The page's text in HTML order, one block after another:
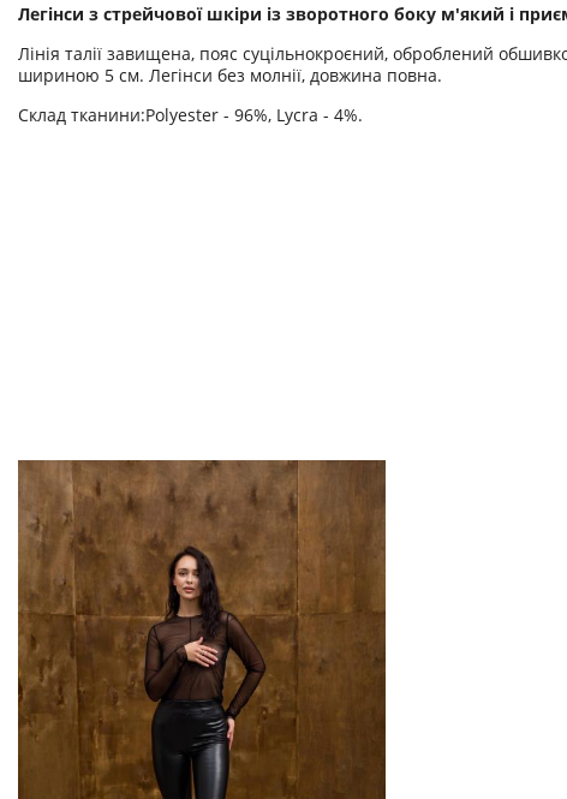
Легінси з стрейчової шкіри із зворотного боку м'який і
Лінія талії завищена, пояс суцільнокроєний, оброблений
шириною 5 см. Легінси без молнії, довжина повна.
Склад тканини:Polyester - 96%, Lycra - 4%.